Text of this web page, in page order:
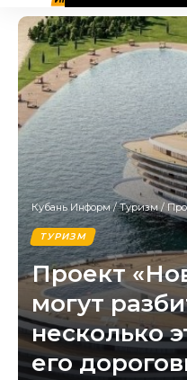
Кубань Информ/Туризм / Проект
ТУРИЗМ
Проект
могут
несколько
его